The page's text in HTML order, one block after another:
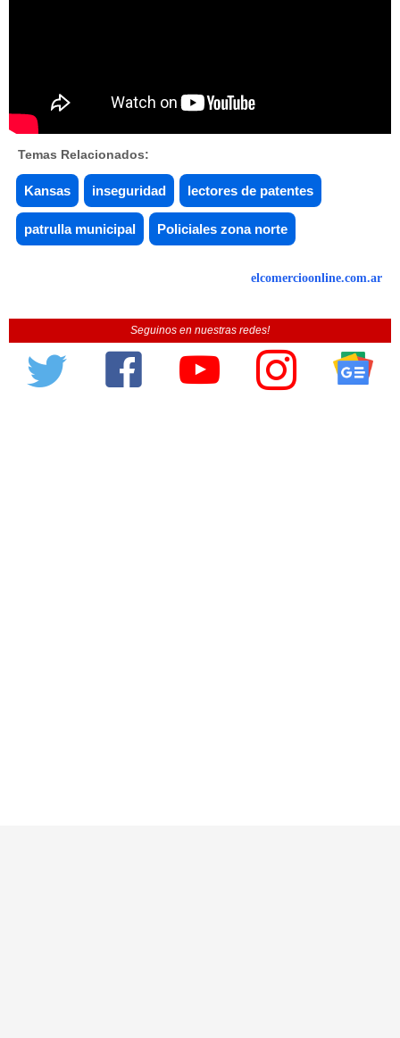
Temas Relacionados:
Kansas inseguridad lectores de patentes
patrulla municipal Policiales zona norte
elcomercioonline.com.ar
Seguinos en nuestras redes!